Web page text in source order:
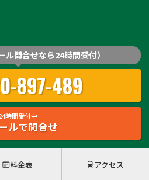
ル問合せなら24時間受付）
897-489
時間受付中
ルで問合せ
料金表 アクセス